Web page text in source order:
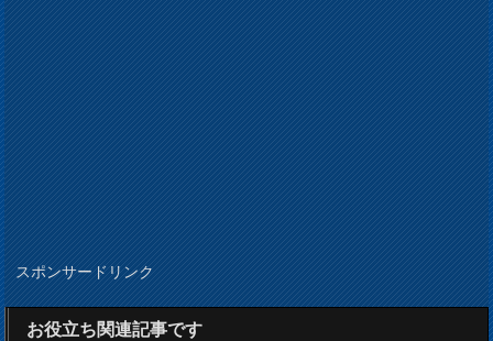
スポンサードリンク
お役立ち関連記事です